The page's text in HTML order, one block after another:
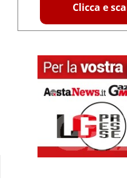
Clicca e